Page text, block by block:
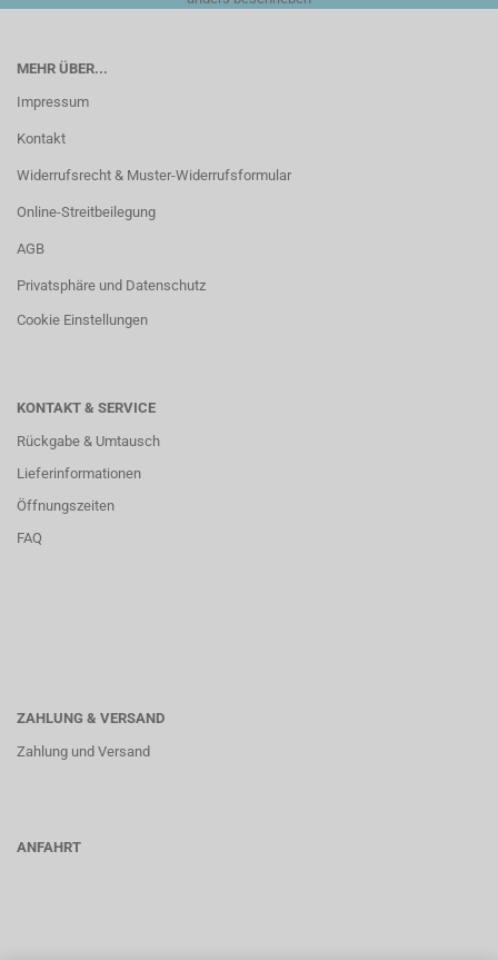
MEHR ÜBER...
Impressum
Kontakt
Widerrufsrecht & Muster-Widerrufsformular
Online-Streitbeilegung
AGB
Privatsphäre und Datenschutz
Cookie Einstellungen
KONTAKT & SERVICE
Rückgabe & Umtausch
Lieferinformationen
Öffnungszeiten
FAQ
ZAHLUNG & VERSAND
Zahlung und Versand
ANFAHRT